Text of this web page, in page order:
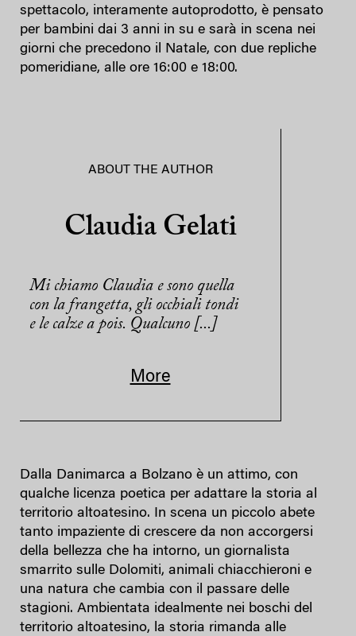
spettacolo, interamente autoprodotto, è pensato
per bambini dai 3 anni in su e sarà in scena nei
giorni che precedono il Natale, con due repliche
pomeridiane, alle ore 16:00 e 18:00.
ABOUT THE AUTHOR
Claudia Gelati
Mi chiamo Claudia e sono quella
con la frangetta, gli occhiali tondi
e le calze a pois. Qualcuno [...]
More
Dalla Danimarca a Bolzano è un attimo, con
qualche licenza poetica per adattare la storia al
territorio altoatesino. In scena un piccolo abete
tanto impaziente di crescere da non accorgersi
della bellezza che ha intorno, un giornalista
smarrito sulle Dolomiti, animali chiacchieroni e
una natura che cambia con il passare delle
stagioni. Ambientata idealmente nei boschi del
territorio altoatesino, la storia rimanda alle